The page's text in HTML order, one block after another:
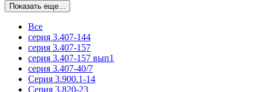
Показать еще...
Все
серия 3.407-144
серия 3.407-157
серия 3.407-157 вып1
серия 3.407-40/7
Серия 3.900.1-14
Серия 3.820-23